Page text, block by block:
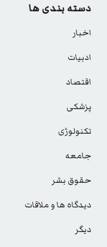
دسته بندی ها
اخبار
ادبیات
اقتصاد
پزشکی
تکنولوژی
جامعه
حقوق بشر
دیدگاه ها و ملاقات
دیگر